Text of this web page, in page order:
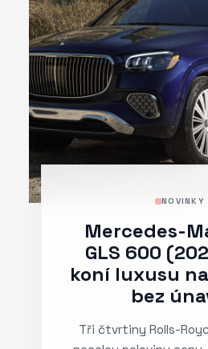
NOVINKY
Mercedes-
GLS 600
koní luxusu
bez
Tři čtvrtiny Rolls-